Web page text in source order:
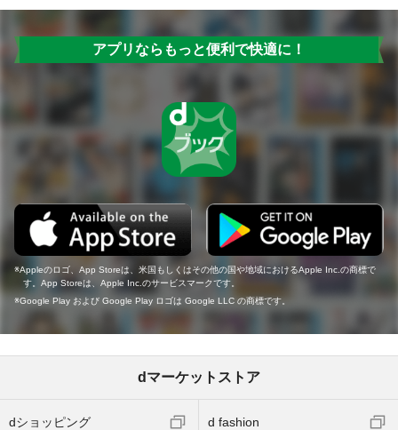
アプリならもっと便利で快適に！
Appleのロゴ、App Storeは、米国もしくはその他の国や地域におけるApple Inc.の商標で
す。App Storeは、Apple Inc.のサービスマークです。
Google Play および Google Play ロゴは Google LLC の商標です。
dマーケットストア
dショッピング d fashion